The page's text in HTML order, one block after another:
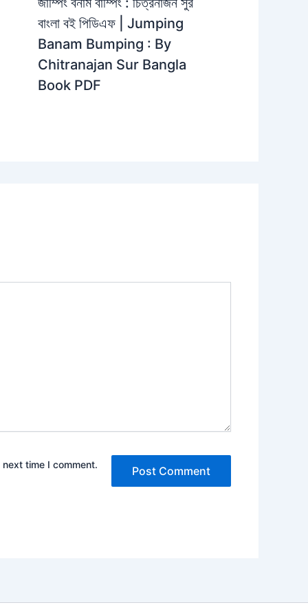
বাংলা বই পিডিএফ | Jumping
Banam Bumping : By
Chitranajan Sur Bangla
Book PDF
time I comment.